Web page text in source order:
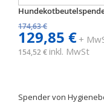
174,63 €
129,85 €+
154,52 € inkl. MwSt
Spender von